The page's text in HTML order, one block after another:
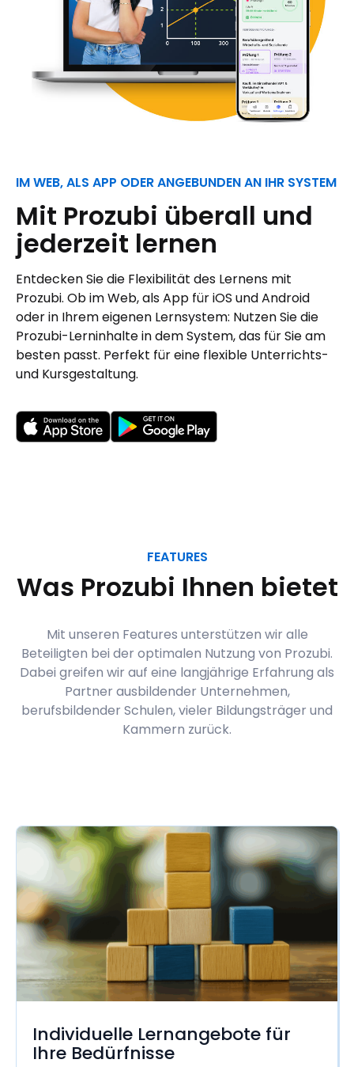
IM WEB, ALS APP ODER ANGEBUNDEN AN IHR SYSTEM
Mit Prozubi überall und
jederzeit lernen
Entdecken Sie die Flexibilität des Lernens mit
Prozubi. Ob im Web, als App für iOS und Android
oder in Ihrem eigenen Lernsystem: Nutzen Sie die
Prozubi-Lerninhalte in dem System, das für Sie am
besten passt. Perfekt für eine flexible Unterrichts-
und Kursgestaltung.
FEATURES
Was Prozubi Ihnen bietet
Mit unseren Features unterstützen wir alle
Beteiligten bei der optimalen Nutzung von Prozubi.
Dabei greifen wir auf eine langjährige Erfahrung als
Partner ausbildender Unternehmen,
berufsbildender Schulen, vieler Bildungsträger und
Kammern zurück.
Individuelle Lernangebote für
Ihre Bedürfnisse